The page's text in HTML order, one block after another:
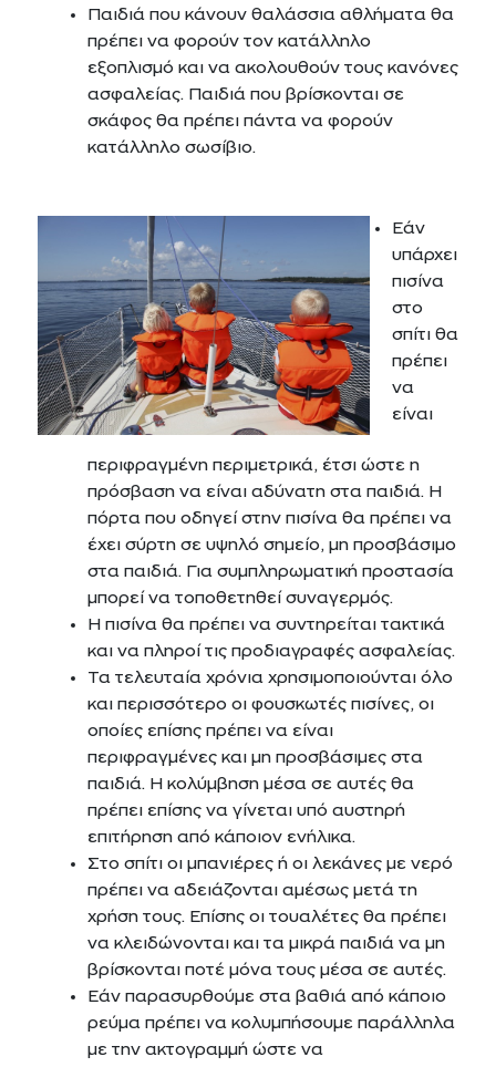
Παιδιά που κάνουν θαλάσσια αθλήματα θα
πρέπει να φορούν τον κατάλληλο
εξοπλισμό και να ακολουθούν τους κανόνες
ασφαλείας. Παιδιά που βρίσκονται σε
σκάφος θα πρέπει πάντα να φορούν
κατάλληλο σωσίβιο.
Εάν
υπάρχει
πισίνα
στο
σπίτι θα
πρέπει
να
είναι
περιφραγμένη περιμετρικά, έτσι ώστε η
πρόσβαση να είναι αδύνατη στα παιδιά. Η
πόρτα που οδηγεί στην πισίνα θα πρέπει να
έχει σύρτη σε υψηλό σημείο, μη προσβάσιμο
στα παιδιά. Για συμπληρωματική προστασία
μπορεί να τοποθετηθεί συναγερμός.
Η πισίνα θα πρέπει να συντηρείται τακτικά
και να πληροί τις προδιαγραφές ασφαλείας.
Τα τελευταία χρόνια χρησιμοποιούνται όλο
και περισσότερο οι φουσκωτές πισίνες, οι
οποίες επίσης πρέπει να είναι
περιφραγμένες και μη προσβάσιμες στα
παιδιά. Η κολύμβηση μέσα σε αυτές θα
πρέπει επίσης να γίνεται υπό αυστηρή
επιτήρηση από κάποιον ενήλικα.
Στο σπίτι οι μπανιέρες ή οι λεκάνες με νερό
πρέπει να αδειάζονται αμέσως μετά τη
χρήση τους. Επίσης οι τουαλέτες θα πρέπει
να κλειδώνονται και τα μικρά παιδιά να μη
βρίσκονται ποτέ μόνα τους μέσα σε αυτές.
Εάν παρασυρθούμε στα βαθιά από κάποιο
ρεύμα πρέπει να κολυμπήσουμε παράλληλα
με την ακτογραμμή ώστε να